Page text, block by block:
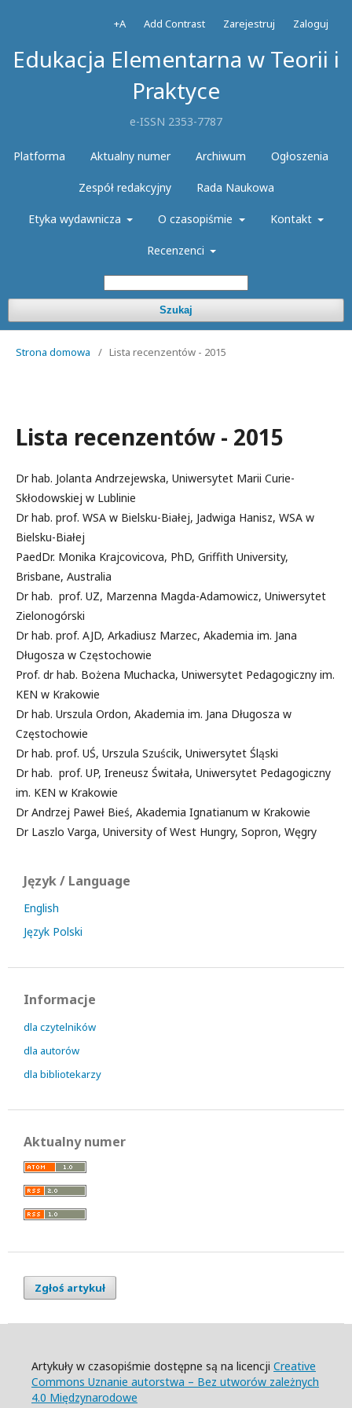
Edukacja Elementarna w Teorii i
Praktyce
e-ISSN 2353-7787
Platforma Aktualny numer Archiwum Ogłoszenia
Zespół redakcyjny Rada Naukowa
Etyka wydawnicza O czasopiśmie Kontakt
Recenzenci
Szukaj
+A Add Contrast Zarejestruj Zaloguj
Strona domowa / Lista recenzentów - 2015
Lista recenzentów - 2015
Dr hab. Jolanta Andrzejewska, Uniwersytet Marii Curie-
Skłodowskiej w Lublinie
Dr hab. prof. WSA w Bielsku-Białej, Jadwiga Hanisz, WSA w
Bielsku-Białej
PaedDr. Monika Krajcovicova, PhD, Griffith University,
Brisbane, Australia
Dr hab. prof. UZ, Marzenna Magda-Adamowicz, Uniwersytet
Zielonogórski
Dr hab. prof. AJD, Arkadiusz Marzec, Akademia im. Jana
Długosza w Częstochowie
Prof. dr hab. Bożena Muchacka, Uniwersytet Pedagogiczny im.
KEN w Krakowie
Dr hab. Urszula Ordon, Akademia im. Jana Długosza w
Częstochowie
Dr hab. prof. UŚ, Urszula Szuścik, Uniwersytet Śląski
Dr hab. prof. UP, Ireneusz Świtała, Uniwersytet Pedagogiczny
im. KEN w Krakowie
Dr Andrzej Paweł Bieś, Akademia Ignatianum w Krakowie
Dr Laszlo Varga, University of West Hungry, Sopron, Węgry
Język / Language
English
Język Polski
Informacje
dla czytelników
dla autorów
dla bibliotekarzy
Aktualny numer
Zgłoś artykuł
Artykuły w czasopiśmie dostępne są na licencji Creative
Commons Uznanie autorstwa – Bez utworów zależnych
4.0 Międzynarodowe